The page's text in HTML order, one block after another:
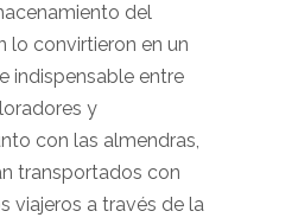
del
lo convirtieron en un
indispensable entre
y
con las almendras,
transportados con
viajeros a través de la